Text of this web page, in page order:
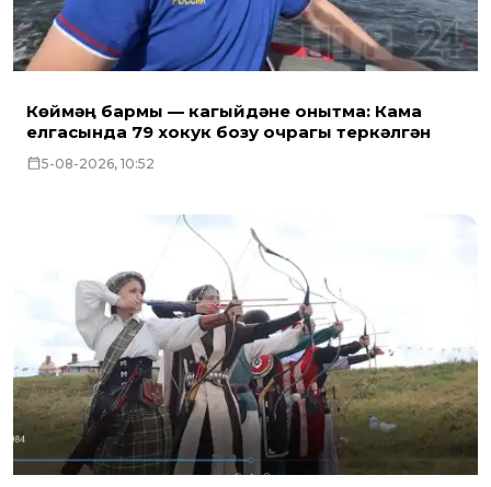
Көймәң бармы — кагыйдәне онытма: Кама
елгасында 79 хокук бозу очрагы теркәлгән
5-08-2026, 10:52